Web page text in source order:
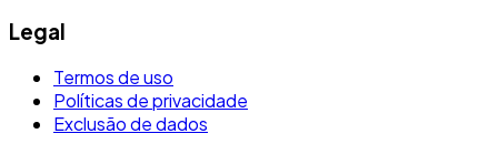
Legal
Termos de uso
Políticas de privacidade
Exclusão de dados